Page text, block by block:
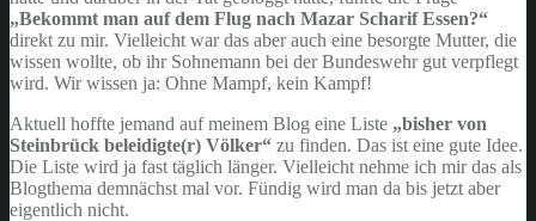
„Bekommt man auf dem Flug nach Mazar Scharif Essen?“
direkt zu mir. Vielleicht war das aber auch eine besorgte Mutter, die
wissen wollte, ob ihr Sohnemann bei der Bundeswehr gut verpflegt
wird. Wir wissen ja: Ohne Mampf, kein Kampf!
Aktuell hoffte jemand auf meinem Blog eine Liste „bisher von
Steinbrück beleidigte(r) Völker“ zu finden. Das ist eine gute Idee.
Die Liste wird ja fast täglich länger. Vielleicht nehme ich mir das als
Blogthema demnächst mal vor. Fündig wird man da bis jetzt aber
eigentlich nicht.